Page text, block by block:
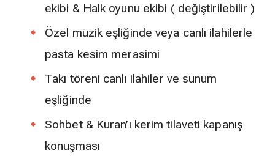
ekibi & Halk oyunu ekibi ( değiştirilebilir )
Özel müzik eşliğinde veya canlı ilahilerle
pasta kesim merasimi
Takı töreni canlı ilahiler ve sunum
eşliğinde
Sohbet & Kuran’ı kerim tilaveti kapanış
konuşması